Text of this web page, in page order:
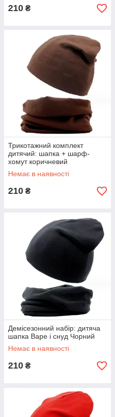
210 ₴
Трикотажний комплект
дитячий: шапка + шарф-
хомут коричневий
Немає в наявності
210 ₴
Демісезонний набір: дитяча
шапка Варе і снуд Чорний
Немає в наявності
210 ₴